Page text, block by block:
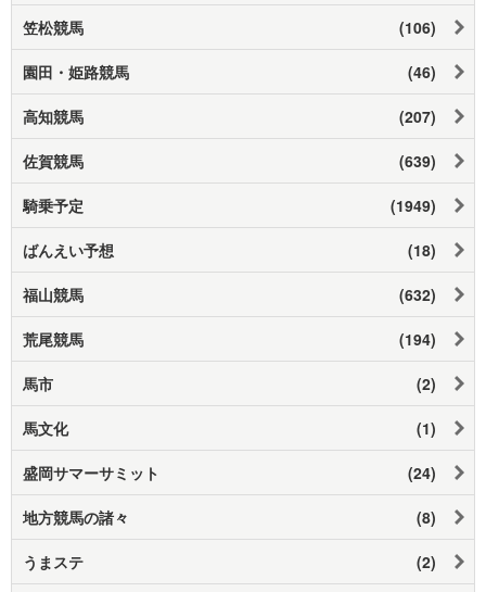
笠松競馬 (106)
園田・姫路競馬 (46)
高知競馬 (207)
佐賀競馬 (639)
騎乗予定 (1949)
ばんえい予想 (18)
福山競馬 (632)
荒尾競馬 (194)
馬市 (2)
馬文化 (1)
盛岡サマーサミット (24)
地方競馬の諸々 (8)
うまステ (2)